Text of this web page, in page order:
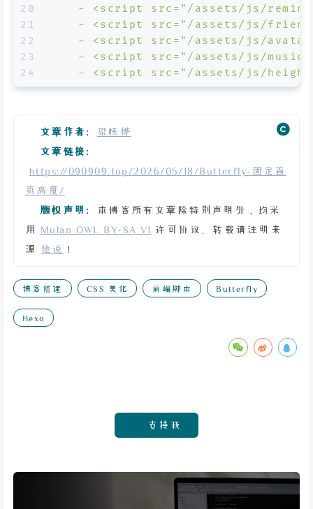
20
21
22
23
24
-
<script
src="/assets/js/
-
<script
src="/assets/js/
-
<script
src="/assets/js/
-
<script
src="/assets/js/
-
<script src="/assets/js/
文章作者:
梁栋烨
文章链接:
https://090909.top/2026/05/18/Butterfly-固定首
页高度/
版权声明:
本博客所有文章除特别声明外，均采
用 Mulan OWL BY-SA V1 许可协议。转载请注明来
源 他说 ！
博客搭建 CSS 美化 前端脚本 Butterfly
Hexo
支持我